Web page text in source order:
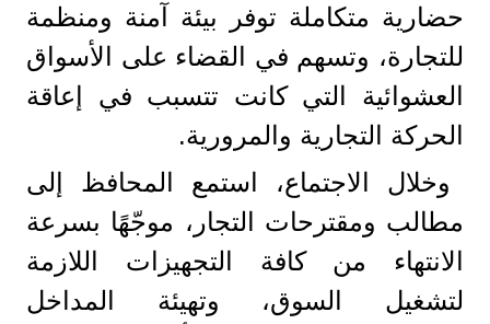
حضارية متكاملة توفر بيئة آمنة ومنظمة
للتجارة، وتسهم في القضاء على الأسواق
العشوائية التي كانت تتسبب في إعاقة
الحركة التجارية والمرورية.
وخلال الاجتماع، استمع المحافظ إلى
مطالب ومقترحات التجار، موجّهًا بسرعة
الانتهاء من كافة التجهيزات اللازمة
لتشغيل السوق، وتهيئة المداخل